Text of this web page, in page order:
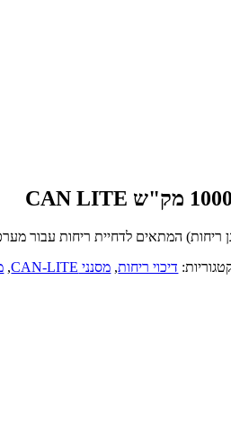
המתאים לדחיית ריחות עבור מערכת
דיכוי ריחות, מסנני CAN-LITE ,